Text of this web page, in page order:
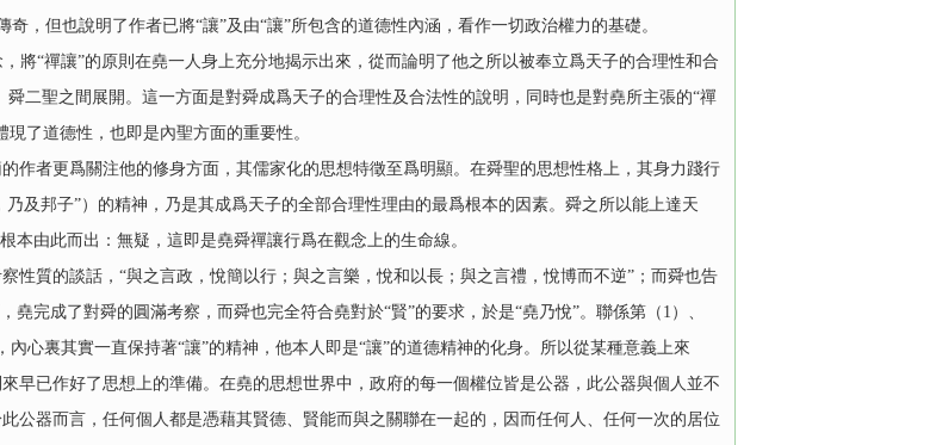
，但也說明了作者已將“讓”及由“讓”所包含的道德性內涵，看作一切政治權力的基礎。
“禪讓”的原則在堯一人身上充分地揭示出來，從而論明了他之所以被奉立爲天子的合理性和合
二聖之間展開。這一方面是對舜成爲天子的合理性及合法性的說明，同時也是對堯所主張的“禪
了道德性，也即是內聖方面的重要性。
者更爲關注他的修身方面，其儒家化的思想特徵至爲明顯。在舜聖的思想性格上，其身力踐行
乃及邦子”）的精神，乃是其成爲天子的全部合理性理由的最爲根本的因素。舜之所以能上達天
本由此而出：無疑，這即是堯舜禪讓行爲在觀念上的生命線。
質的談話，“與之言政，悅簡以行；與之言樂，悅和以長；與之言禮，悅博而不逆”；而舜也告
完成了對舜的圓滿考察，而舜也完全符合堯對於“賢”的要求，於是“堯乃悅”。聯係第（1）、
心裏其實一直保持著“讓”的精神，他本人即是“讓”的道德精神的化身。所以從某種意義上來
早已作好了思想上的準備。在堯的思想世界中，政府的每一個權位皆是公器，此公器與個人並不
公器而言，任何個人都是憑藉其賢德、賢能而與之關聯在一起的，因而任何人、任何一次的居位